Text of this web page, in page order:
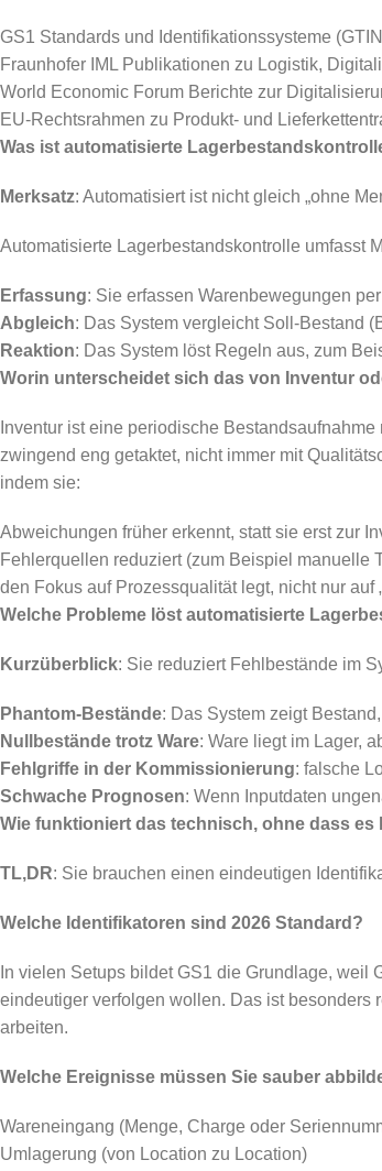
GS1 Standards und Identifikationssysteme
Fraunhofer IML Publikationen zu Logistik,
World Economic Forum Berichte zur
EU-Rechtsrahmen zu Produkt- und
Was ist automatisierte
Merksatz: Automatisiert ist nicht gleich „ohne
Automatisierte Lagerbestandskontrolle umfasst
Erfassung: Sie erfassen Warenbewegungen
Abgleich: Das System vergleicht Soll-Bestand
Reaktion: Das System löst Regeln aus, zum
Worin unterscheidet sich das von Inventur
Inventur ist eine periodische
zwingend eng getaktet, nicht immer mit
indem sie:
Abweichungen früher erkennt, statt sie erst zur
Fehlerquellen reduziert (zum Beispiel manuelle
den Fokus auf Prozessqualität legt, nicht nur auf
Welche Probleme löst automatisierte
Kurzüberblick: Sie reduziert Fehlbestände im
Phantom-Bestände: Das System zeigt
Nullbestände trotz Ware: Ware liegt im Lager,
Fehlgriffe in der Kommissionierung: falsche
Schwache Prognosen: Wenn Inputdaten
Wie funktioniert das technisch, ohne dass es
TL,DR: Sie brauchen einen eindeutigen
Welche Identifikatoren sind 2026 Standard?
In vielen Setups bildet GS1 die Grundlage,
eindeutiger verfolgen wollen. Das ist besonders
arbeiten.
Welche Ereignisse müssen Sie sauber
Wareneingang (Menge, Charge oder
Umlagerung (von Location zu Location)